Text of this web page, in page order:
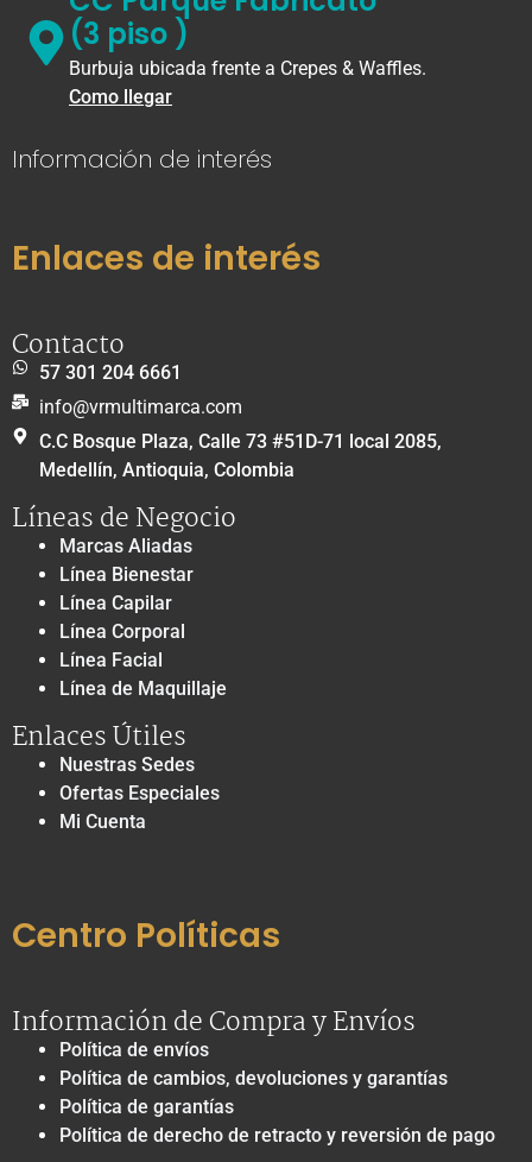
(3 piso )
Burbuja ubicada frente a Crepes & Waffles.
Como llegar
Información de interés
Enlaces de interés
Contacto
57 301 204 6661
info@vrmultimarca.com
C.C Bosque Plaza, Calle 73 #51D-71 local 2085,
Medellín, Antioquia, Colombia
Líneas de Negocio
Marcas Aliadas
Línea Bienestar
Línea Capilar
Línea Corporal
Línea Facial
Línea de Maquillaje
Enlaces Útiles
Nuestras Sedes
Ofertas Especiales
Mi Cuenta
Centro Políticas
Información de Compra y Envíos
Política de envíos
Política de cambios, devoluciones y garantías
Política de garantías
Política de derecho de retracto y reversión de pago